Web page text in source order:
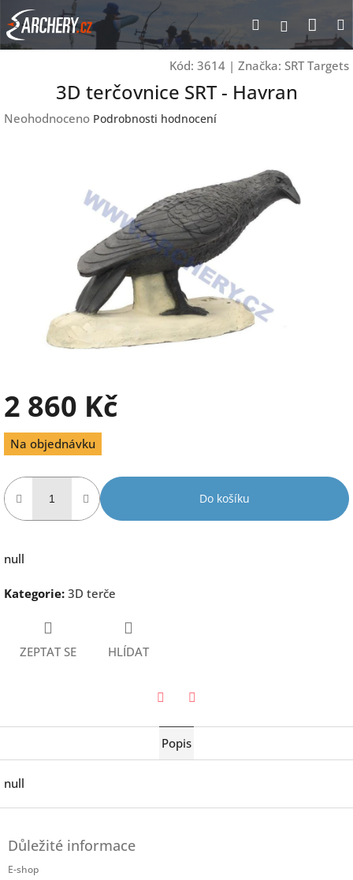
Přejít
na
obsah
Hledat
Kód: 3614 | Značka: SRT Targets
3D terčovnice SRT - Havran
Průměrné
Neohodnoceno Podrobnosti hodnocení
2 860 Kč
Měrná
cena:
Na objednávku
Do košíku
null
Kategorie: 3D terče
ZEPTAT SE HLÍDAT
Popis
null
Důležité informace
E-shop